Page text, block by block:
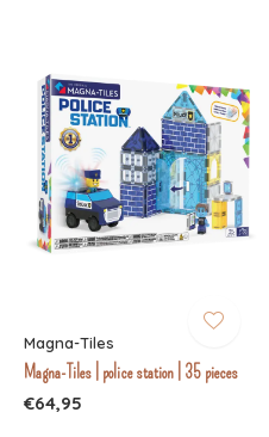
Magna-Tiles
Magna-Tiles | police station | 35 pieces
€64,95